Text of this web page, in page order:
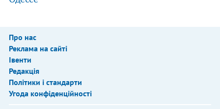
Про нас
Реклама на сайті
Івенти
Редакція
Політики і стандарти
Угода конфіденційності